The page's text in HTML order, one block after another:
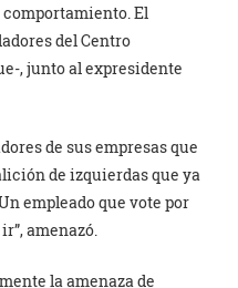
El
del Centro
, junto al expresidente
de sus empresas que
de izquierdas que ya
empleado que vote por
amenazó.
la amenaza de